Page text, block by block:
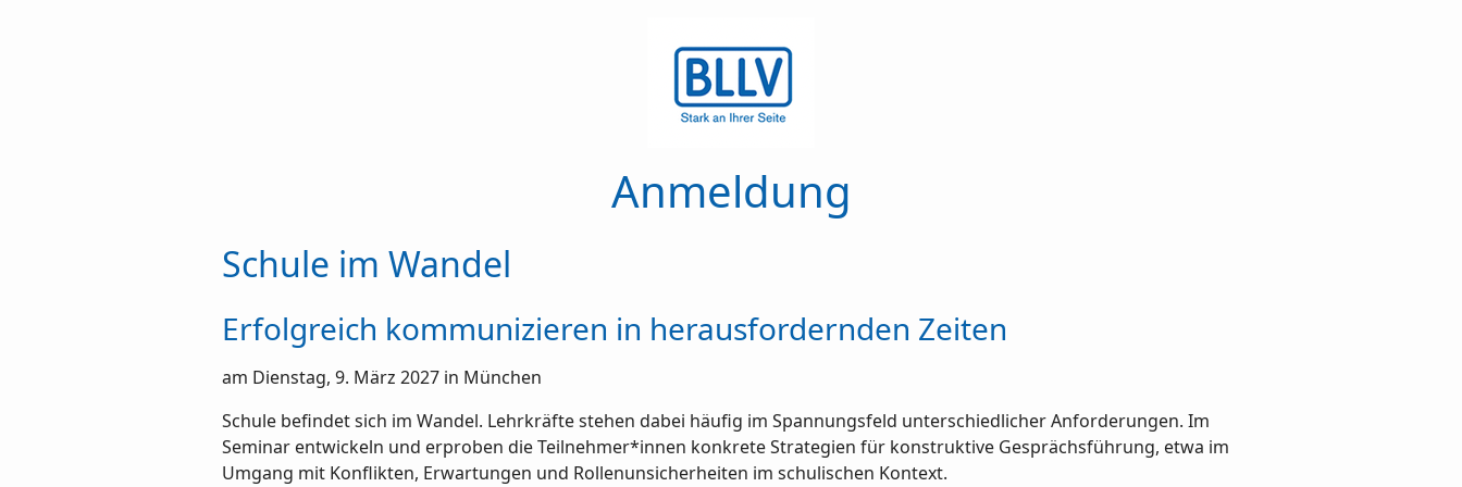
Anmeldung
Schule im Wandel
Erfolgreich kommunizieren in herausfordernden Zeiten
am Dienstag, 9. März 2027 in München
Schule befindet sich im Wandel. Lehrkräfte stehen dabei häufig im Spannungsfeld unterschiedlicher Anforderungen. Im
Seminar entwickeln und erproben die Teilnehmer*innen konkrete Strategien für konstruktive Gesprächsführung, etwa im
Umgang mit Konflikten, Erwartungen und Rollenunsicherheiten im schulischen Kontext.